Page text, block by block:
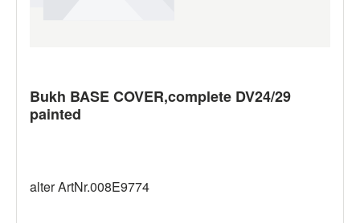
Bukh BASE COVER,complete DV24/29
painted
alter ArtNr.008E9774